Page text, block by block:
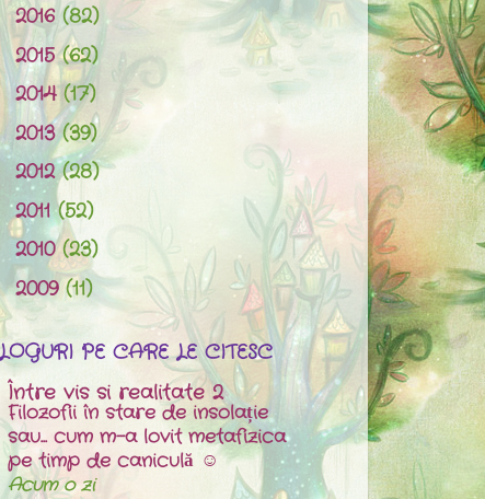
2016(82)
2015(62)
2014(17)
2013(39)
2012(28)
2011(52)
2010(23)
2009(11)
PE CARE LE CITESC
Între vis si realitate 2
Filozofii în stare de insolație
sau... cum m-a lovit metafizica
pe timp de caniculă ☺
Acum o zi